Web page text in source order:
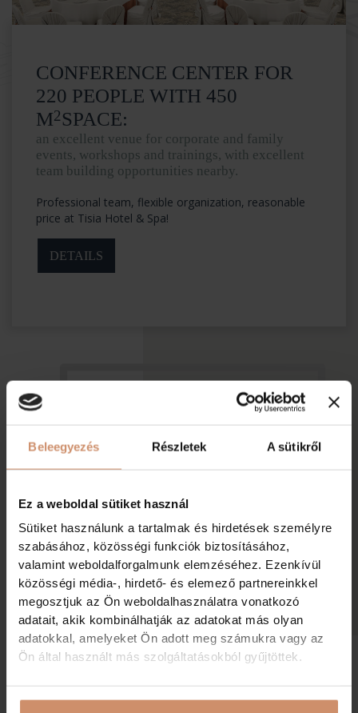
Beleegyezés Részletek A sütikről
Ez a weboldal sütiket használ
Sütiket használunk a tartalmak és hirdetések személyre
szabásához, közösségi funkciók biztosításához,
valamint weboldalforgalmunk elemzéséhez. Ezenkívül
közösségi média-, hirdető- és elemező partnereinkkel
megosztjuk az Ön weboldalhasználatra vonatkozó
adatait, akik kombinálhatják az adatokat más olyan
adatokkal, amelyeket Ön adott meg számukra vagy az
Ön által használt más szolgáltatásokból gyűjtöttek.
CONFERENCE CENTER FOR
220 PEOPLE WITH 450
M2SPACE:
an excellent venue for corporate and family
events, workshops and trainings, with excellent
team building opportunities nearby.
Professional team, flexible organization, reasonable
price at Tisia Hotel & Spa!
DETAILS
Subscribe,
NEWSLETTER FOR OUR BEST
OFFERS!